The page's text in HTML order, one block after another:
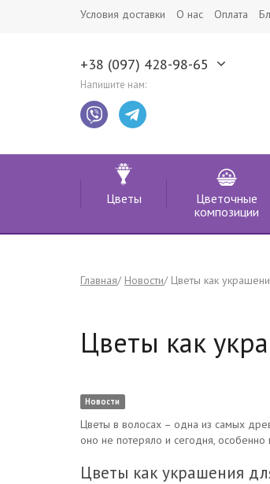
Условия доставки О нас Оплата
+38 (097) 428-98-65
Напишите нам:
Цветы
Цветочные
композиции
Главная Новости Цветы как
Цветы как
Новости
Цветы в волосах – одна из самых
оно не потеряло и сегодня,
Цветы как украшения